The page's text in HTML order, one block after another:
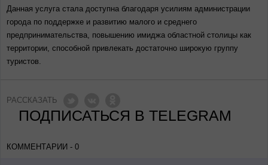
Данная услуга стала доступна благодаря усилиям администрации
города по поддержке и развитию малого и среднего
предпринимательства, повышению имиджа областной столицы как
территории, способной привлекать достаточно широкую группу
туристов.
РАССКАЗАТЬ
ПОДПИСАТЬСЯ В TELEGRAM
КОММЕНТАРИИ - 0